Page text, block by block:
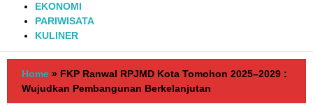
EKONOMI
PARIWISATA
KULINER
Home » FKP Ranwal RPJMD Kota Tomohon 2025–2029 :
Wujudkan Pembangunan Berkelanjutan